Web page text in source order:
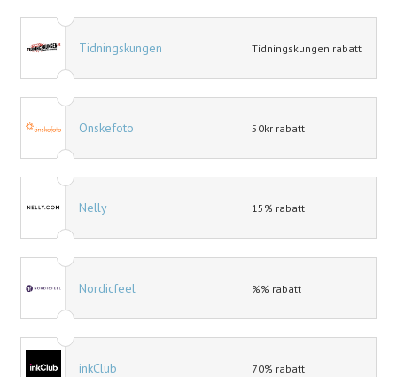
Tidningskungen Tidningskungen rabatt
Önskefoto 50kr rabatt
Nelly 15% rabatt
Nordicfeel %% rabatt
inkClub 70% rabatt